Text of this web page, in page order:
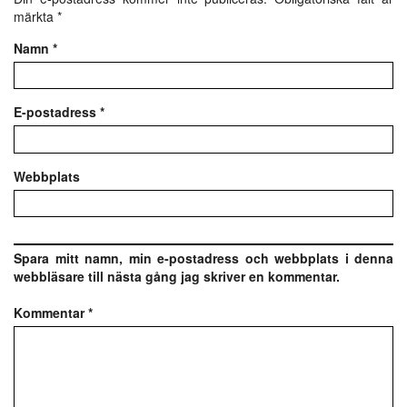
märkta *
Namn *
E-postadress *
Webbplats
Spara mitt namn, min e-postadress och webbplats i denna
webbläsare till nästa gång jag skriver en kommentar.
Kommentar*